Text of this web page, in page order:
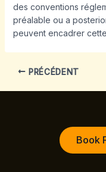
des conventions
préalable ou a
peuvent encadrer
PRÉCÉDENT
Book